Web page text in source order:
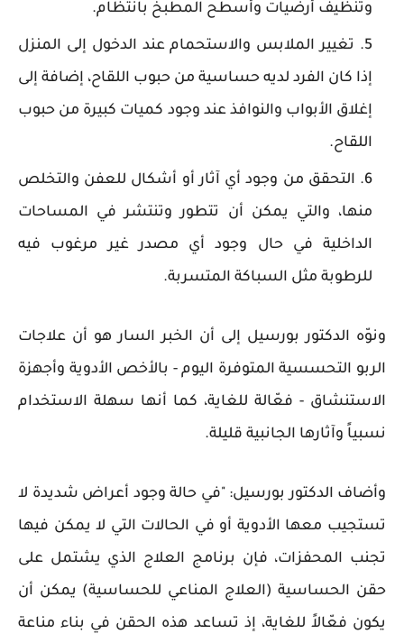
وتنظيف أرضيات وأسطح المطبخ بانتظام.
تغيير الملابس والاستحمام عند الدخول إلى المنزل
إذا كان الفرد لديه حساسية من حبوب اللقاح، إضافة إلى
إغلاق الأبواب والنوافذ عند وجود كميات كبيرة من حبوب
اللقاح.
التحقق من وجود أي آثار أو أشكال للعفن والتخلص
منها، والتي يمكن أن تتطور وتنتشر في المساحات
الداخلية في حال وجود أي مصدر غير مرغوب فيه
للرطوبة مثل السباكة المتسربة.
ونوّه الدكتور بورسيل إلى أن الخبر السار هو أن علاجات
الربو التحسسية المتوفرة اليوم - بالأخص الأدوية وأجهزة
الاستنشاق - فعّالة للغاية، كما أنها سهلة الاستخدام
نسبياً وآثارها الجانبية قليلة.
وأضاف الدكتور بورسيل: "في حالة وجود أعراض شديدة لا
تستجيب معها الأدوية أو في الحالات التي لا يمكن فيها
تجنب المحفزات، فإن برنامج العلاج الذي يشتمل على
حقن الحساسية (العلاج المناعي للحساسية) يمكن أن
يكون فعّالاً للغاية، إذ تساعد هذه الحقن في بناء مناعة